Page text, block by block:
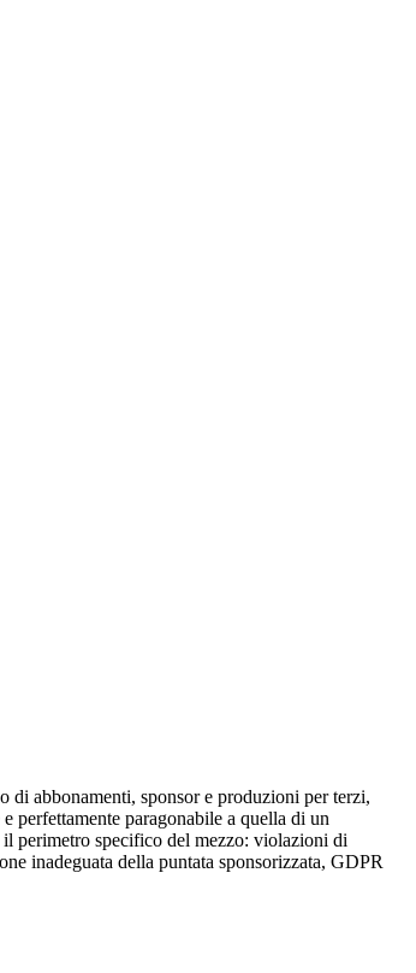
di abbonamenti, sponsor e produzioni per terzi,
perfettamente paragonabile a quella di un
perimetro specifico del mezzo: violazioni di
inadeguata della puntata sponsorizzata, GDPR